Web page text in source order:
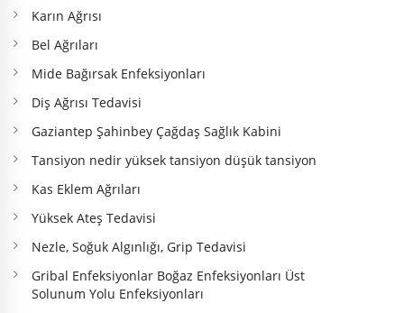
Karın Ağrısı
Bel Ağrıları
Mide Bağırsak Enfeksiyonları
Diş Ağrısı Tedavisi
Gaziantep Şahinbey Çağdaş Sağlık Kabini
Tansiyon nedir yüksek tansiyon düşük tansiyon
Kas Eklem Ağrıları
Yüksek Ateş Tedavisi
Nezle, Soğuk Algınlığı, Grip Tedavisi
Gribal Enfeksiyonlar Boğaz Enfeksiyonları Üst
Solunum Yolu Enfeksiyonları